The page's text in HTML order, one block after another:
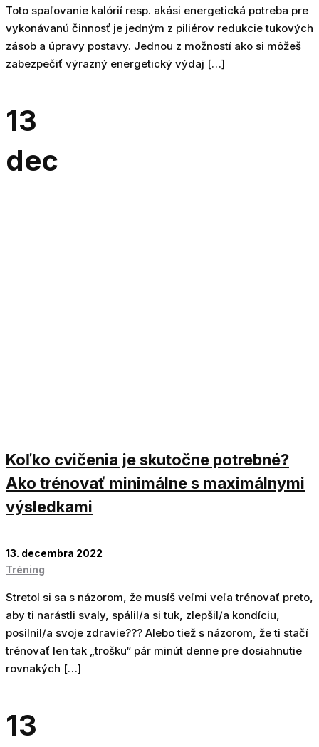
Toto spaľovanie kalórií resp. akási energetická potreba pre
vykonávanú činnosť je jedným z piliérov redukcie tukových
zásob a úpravy postavy. Jednou z možností ako si môžeš
zabezpečiť výrazný energetický výdaj […]
13
dec
Koľko cvičenia je skutočne potrebné?
Ako trénovať minimálne s maximálnymi
výsledkami
13. decembra 2022
Tréning
Stretol si sa s názorom, že musíš veľmi veľa trénovať preto,
aby ti narástli svaly, spálil/a si tuk, zlepšil/a kondíciu,
posilnil/a svoje zdravie??? Alebo tiež s názorom, že ti stačí
trénovať len tak „trošku“ pár minút denne pre dosiahnutie
rovnakých […]
13